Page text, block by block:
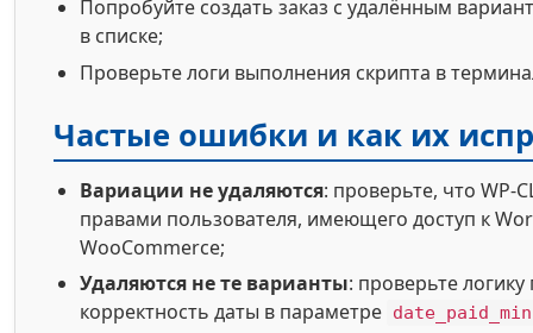
Попробуйте создать заказ с удалённым
в списке;
Проверьте логи выполнения скрипта в
Частые ошибки и как их
Вариации не удаляются: проверьте, что WP-
правами пользователя, имеющего доступ к
WooCommerce;
Удаляются не те варианты: проверьте
корректность даты в параметре date_paid_min